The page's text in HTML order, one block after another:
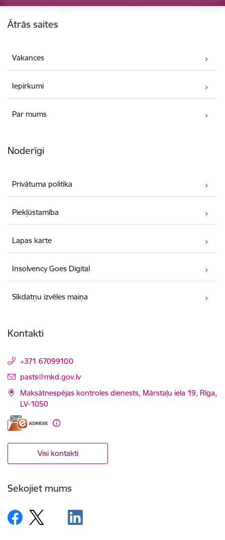
Ātrās saites
Vakances
Iepirkumi
Par mums
Noderīgi
Privātuma politika
Piekļūstamība
Lapas karte
Insolvency Goes Digital
Sīkdatņu izvēles maiņa
Kontakti
+371 67099100
E-pasts:
pasts@mkd.gov.lv
Maksātnespējas kontroles dienests, Mārstaļu iela 19, Rīga,
LV-1050
Visi kontakti
Sekojiet mums